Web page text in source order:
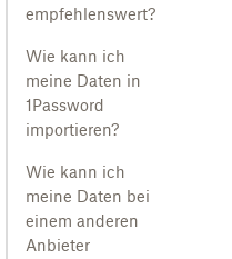
empfehlenswert?
Wie kann ich
meine Daten in
1Password
importieren?
Wie kann ich
meine Daten bei
einem anderen
Anbieter